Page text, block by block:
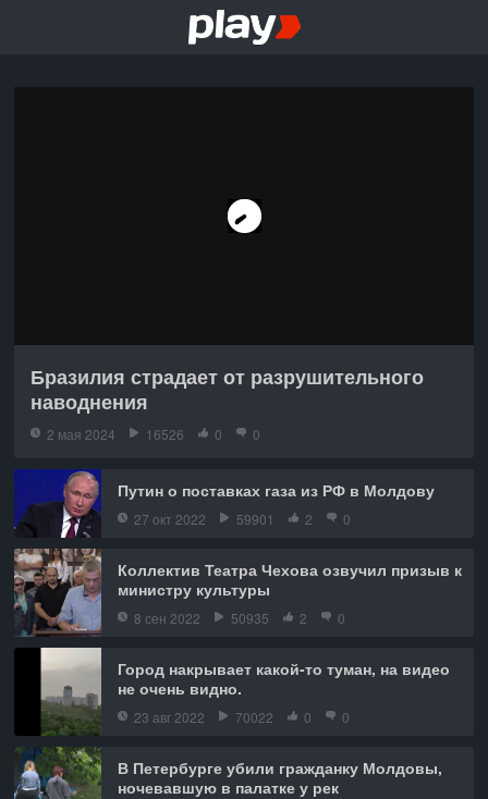
Бразилия страдает от разрушительного
наводнения
2 мая 2024 16526 0 0
Путин о поставках газа из РФ в Молдову
27 окт 2022 59901 2 0
Коллектив Театра Чехова озвучил призыв к
министру культуры
8 сен 2022 50935 2 0
Город накрывает какой-то туман, на видео
не очень видно.
23 авг 2022 70022 0 0
В Петербурге убили гражданку Молдовы,
ночевавшую в палатке у рек